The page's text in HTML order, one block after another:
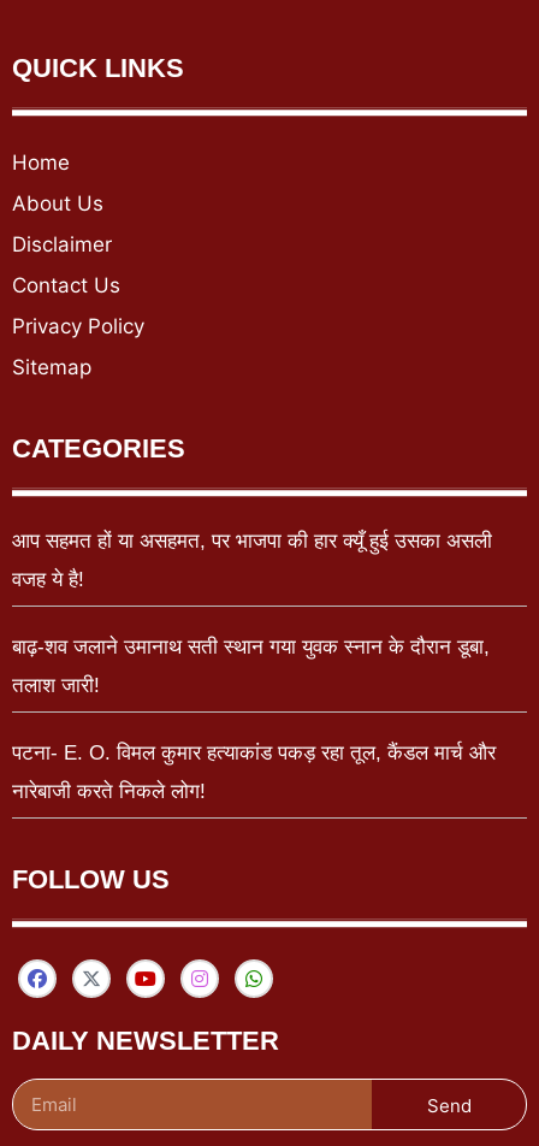
QUICK LINKS
Home
About Us
Disclaimer
Contact Us
Privacy Policy
Sitemap
CATEGORIES
आप सहमत हों या असहमत, पर भाजपा की हार क्यूँ हुई उसका असली
वजह ये है!
बाढ़-शव जलाने उमानाथ सती स्थान गया युवक स्नान के दौरान डूबा,
तलाश जारी!
पटना- E. O. विमल कुमार हत्याकांड पकड़ रहा तूल, कैंडल मार्च और
नारेबाजी करते निकले लोग!
FOLLOW US
DAILY NEWSLETTER
Send